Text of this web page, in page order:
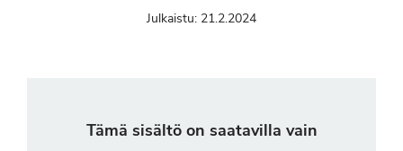
Julkaistu: 21.2.2024
Tämä sisältö on saatavilla vain